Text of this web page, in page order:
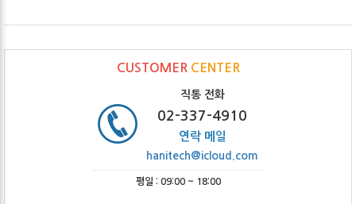
CUSTOMER CENTER
직통 전화
02-337-4910
연락 메일
hanitech@icloud.com
평일 : 09:00 ~ 18:00